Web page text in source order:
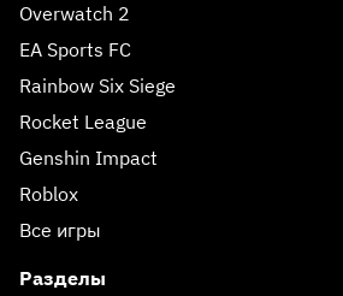
Overwatch 2
EA Sports FC
Rainbow Six Siege
Rocket League
Genshin Impact
Roblox
Все игры
Разделы